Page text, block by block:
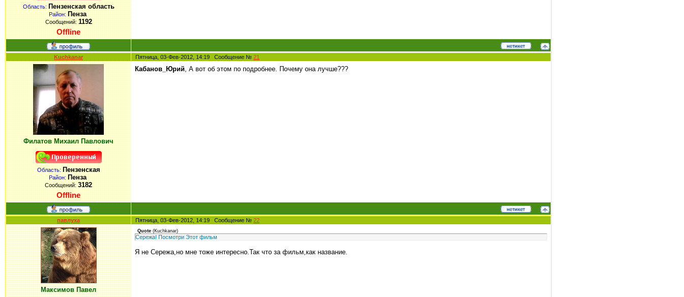
Область:Пензенская область
Район: Пенза
Сообщений:1192
Offline
Kuchkanar Пятница, 03-Фев-2012, 14:19 Сообщение №21
Филатов Михаил Павлович
Область:Пензенская
Район: Пенза
Сообщений:3182
Offline
Кабанов_Юрий, А вот об этом по подробнее. Почему она лучше???
павлуха Пятница, 03-Фев-2012, 14:19 Сообщение №22
Максимов Павел
Quote (Kuchkanar)
Сережа! Посмотри Этот фильм
Я не Сережа,но мне тоже интересно.Так что за фильм,как название.